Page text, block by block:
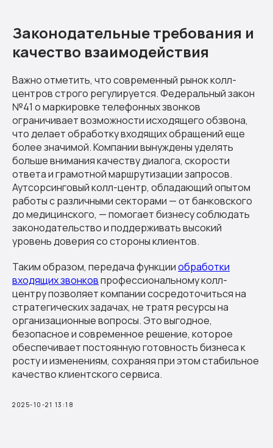
Законодательные требования и
качество взаимодействия
Важно отметить, что современный рынок колл-
центров строго регулируется. Федеральный закон
№41 о маркировке телефонных звонков
ограничивает возможности исходящего обзвона,
что делает обработку входящих обращений еще
более значимой. Компании вынуждены уделять
больше внимания качеству диалога, скорости
ответа и грамотной маршрутизации запросов.
Аутсорсинговый колл-центр, обладающий опытом
работы с различными секторами — от банковского
до медицинского, — помогает бизнесу соблюдать
законодательство и поддерживать высокий
уровень доверия со стороны клиентов.
Таким образом, передача функцииобработки
входящих звонковпрофессиональному колл-
центру позволяет компании сосредоточиться на
стратегических задачах, не тратя ресурсы на
организационные вопросы. Это выгодное,
безопасное и современное решение, которое
обеспечивает постоянную готовность бизнеса к
росту и изменениям, сохраняя при этом стабильное
качество клиентского сервиса.
2025-10-21 13:18